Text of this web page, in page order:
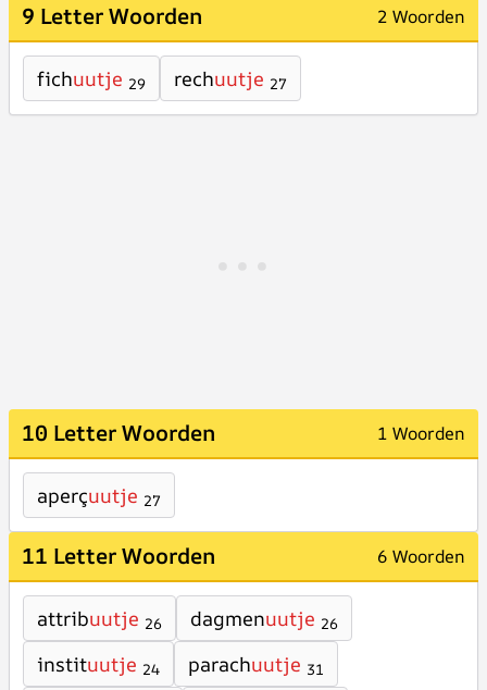
9 Letter Woorden 2 Woorden
fichuutje 29 rechuutje 27
10 Letter Woorden 1 Woorden
aperçuutje 27
11 Letter Woorden 6 Woorden
attribuutje 26 dagmenuutje 26
instituutje 24 parachuutje 31